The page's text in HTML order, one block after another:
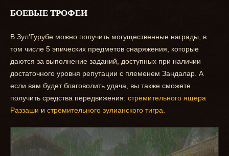
БОЕВЫЕ ТРОФЕИ
В Зул'Гурубе можно получить могущественные награды, в
том числе 5 эпических предметов снаряжения, которые
даются за выполнение заданий, доступных при наличии
достаточного уровня репутации с племенем Зандалар. А
если вам будет благоволить удача, вы также сможете
получить средства передвижения: стремительного ящера
Раззаши и стремительного зулианского тигра